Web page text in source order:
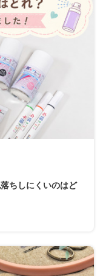
ちしにくいのはど